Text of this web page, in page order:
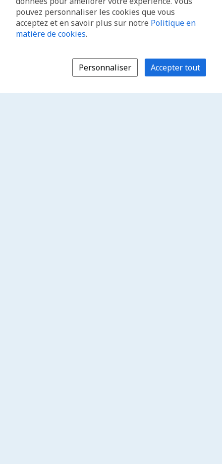
pouvez personnaliser les cookies que vous
acceptez et en savoir plus sur notre Politique en
matière de cookies.
Personnaliser Accepter tout